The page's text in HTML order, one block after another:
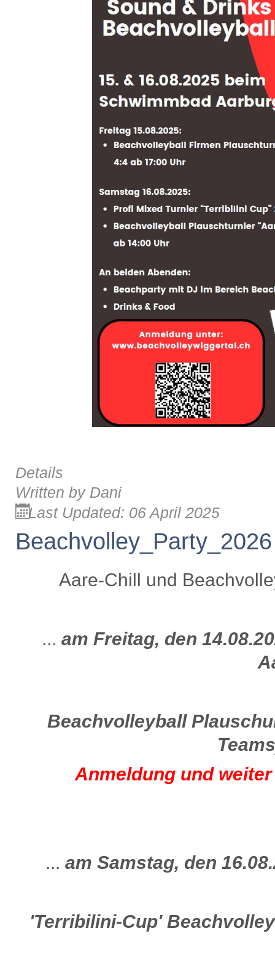
Details
Written by Dani
Last Updated: 06 April 2025
Beachvolley_Party_2026
Aare-Chill und
... am Freitag, den
Beachvolleyball
Anmeldung und
... am Samstag, den
'Terribilini-Cup'